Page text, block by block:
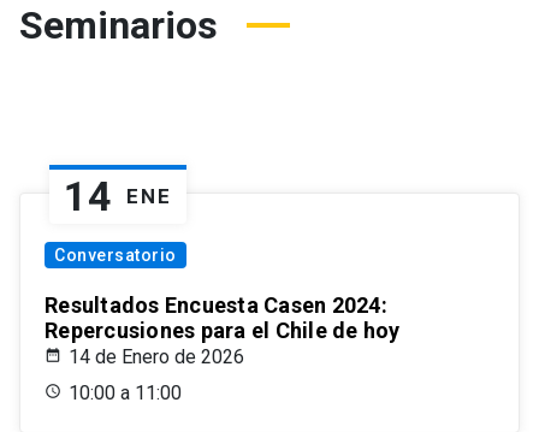
Seminarios
14 ENE
Conversatorio
Resultados Encuesta Casen 2024:
Repercusiones para el Chile de hoy
14 de Enero de 2026
10:00 a 11:00